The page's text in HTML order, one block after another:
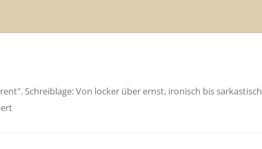
Schreiblage: Von locker über ernst, ironisch bis sarkastisch